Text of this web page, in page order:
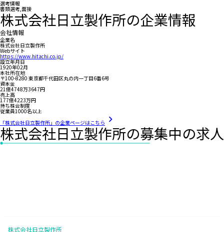
選考情報
書類選考,面接
株式会社日立製作所の企業情報
会社情報
企業名
株式会社日立製作所
Webサイト
https://www.hitachi.co.jp/
設立年月日
1920年02月
本社所在地
〒100-8280 東京都千代田区丸の内一丁目6番6号
資本金
21億4748万3647円
売上高
177億4223万円
持ち株会制度
従業員1000名以上
「株式会社日立製作所」の企業ページはこちら
株式会社日立製作所の募集中の求人
株式会社日立製作所